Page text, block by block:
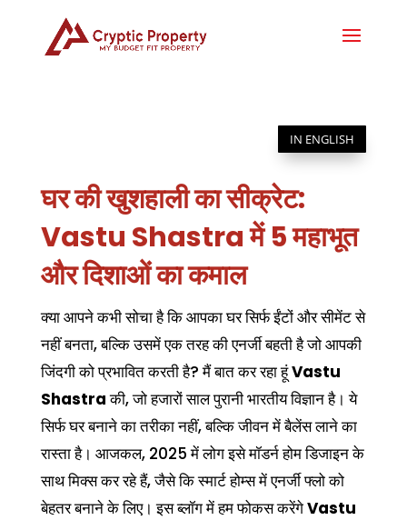
IN ENGLISH
घर की खुशहाली का सीक्रेट:
Vastu Shastra में 5 महाभूत
और दिशाओं का कमाल
क्या आपने कभी सोचा है कि आपका घर सिर्फ ईंटों और सीमेंट से
नहीं बनता, बल्कि उसमें एक तरह की एनर्जी बहती है जो आपकी
जिंदगी को प्रभावित करती है? मैं बात कर रहा हूंVastu
Shastraकी, जो हजारों साल पुरानी भारतीय विज्ञान है। ये
सिर्फ घर बनाने का तरीका नहीं, बल्कि जीवन में बैलेंस लाने का
रास्ता है। आजकल, 2025 में लोग इसे मॉडर्न होम डिजाइन के
साथ मिक्स कर रहे हैं, जैसे कि स्मार्ट होम्स में एनर्जी फ्लो को
बेहतर बनाने के लिए। इस ब्लॉग में हम फोकस करेंगेVastu